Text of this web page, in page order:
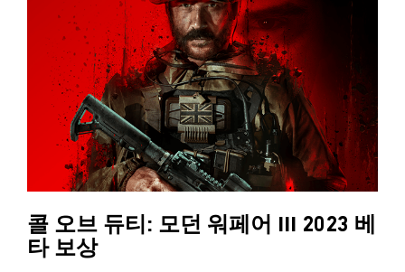
콜 오브 듀티: 모던 워페어 III 2023 베
타 보상